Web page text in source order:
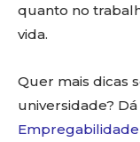
quanto no
vida.
Quer mais dicas
universidade?